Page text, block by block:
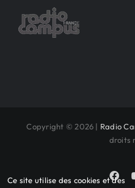
Copyright © 2026 | Radio
droits
Ce site utilise des cookies et des